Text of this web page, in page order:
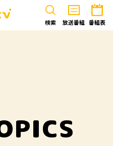
検索 放送番組 番組表